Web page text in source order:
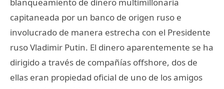
capitaneada por un banco de origen ruso e
involucrado de manera estrecha con el Presidente
ruso Vladimir Putin. El dinero aparentemente se ha
dirigido a través de compañías offshore, dos de
ellas eran propiedad oficial de uno de los amigos